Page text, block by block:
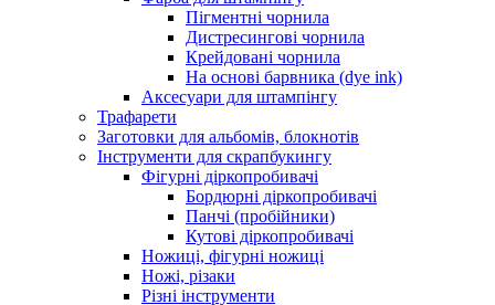
Пігментні чорнила
Дистресингові чорнила
Крейдовані чорнила
На основі барвника (dye ink)
Аксесуари для штампінгу
Трафарети
Заготовки для альбомів, блокнотів
Інструменти для скрапбукингу
Фігурні діркопробивачі
Бордюрні діркопробивачі
Панчі (пробійники)
Кутові діркопробивачі
Ножиці, фігурні ножиці
Ножі, різаки
Різні інструменти